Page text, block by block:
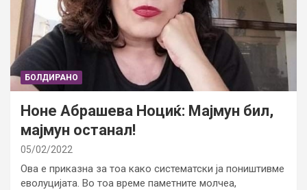
БОЛДИРАНО
Ноне Абрашева Ноциќ: Мајмун бил,
мајмун останал!
05/02/2022
Ова е приказна за тоа како систематски ја поништивме
еволуцијата. Во тоа време паметните молчеа,